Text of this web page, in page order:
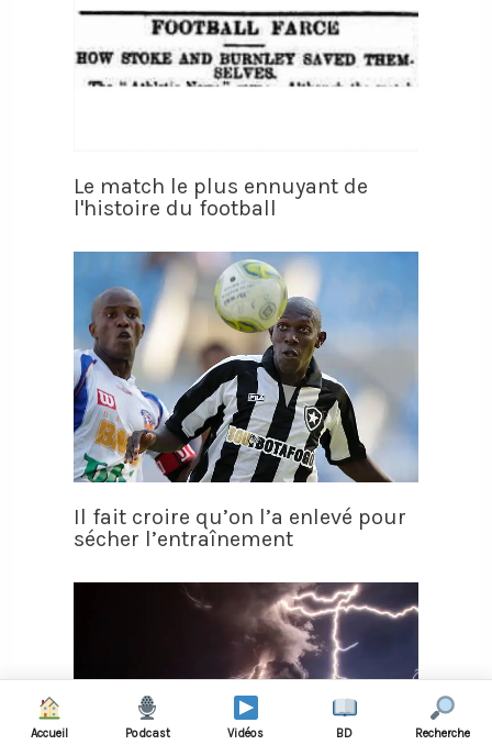
Le match le plus ennuyant de
l'histoire du football
Il fait croire qu’on l’a enlevé pour
sécher l’entraînement
Accueil Podcast Vidéos BD Recherche